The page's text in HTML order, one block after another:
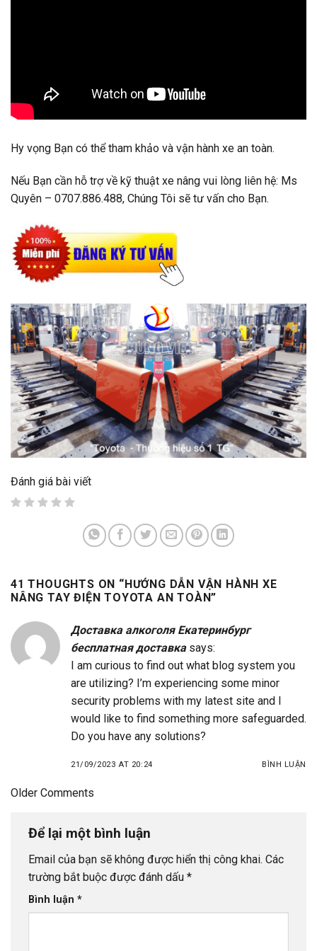
Hy vọng Bạn có thể tham khảo và vận hành xe an toàn.
Nếu Bạn cần hỗ trợ về kỹ thuật xe nâng vui lòng liên hệ: Ms
Quyên – 0707.886.488, Chúng Tôi sẽ tư vấn cho Bạn.
Đánh giá bài viết
41 THOUGHTS ON “HƯỚNG DẪN VẬN HÀNH XE
NÂNG TAY ĐIỆN TOYOTA AN TOÀN”
Доставка алкоголя Екатеринбург
бесплатная доставка says:
I am curious to find out what blog system you
are utilizing? I’m experiencing some minor
security problems with my latest site and I
would like to find something more safeguarded.
Do you have any solutions?
21/09/2023 AT 20:24 BÌNH LUẬN
Comment
Older Comments
Để lại một bình luận
Email của bạn sẽ không được hiển thị công khai. Các
trường bắt buộc được đánh dấu *
Bình luận *